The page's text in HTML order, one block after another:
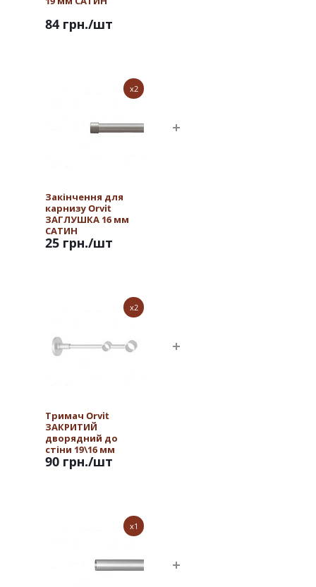
84 грн./шт
x2
Закінчення для
карнизу Orvit
ЗАГЛУШКА 16 мм
САТИН
25 грн./шт
x2
Тримач Orvit
ЗАКРИТИЙ
дворядний до
стіни 19\16 мм
САТИН
90 грн./шт
x1